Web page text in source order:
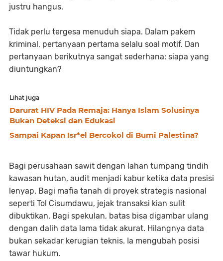
justru hangus.
Tidak perlu tergesa menuduh siapa. Dalam pakem
kriminal, pertanyaan pertama selalu soal motif. Dan
pertanyaan berikutnya sangat sederhana: siapa yang
diuntungkan?
Lihat juga
Darurat HIV Pada Remaja: Hanya Islam Solusinya
Bukan Deteksi dan Edukasi
Sampai Kapan Isr*el Bercokol di Bumi Palestina?
Bagi perusahaan sawit dengan lahan tumpang tindih
kawasan hutan, audit menjadi kabur ketika data presisi
lenyap. Bagi mafia tanah di proyek strategis nasional
seperti Tol Cisumdawu, jejak transaksi kian sulit
dibuktikan. Bagi spekulan, batas bisa digambar ulang
dengan dalih data lama tidak akurat. Hilangnya data
bukan sekadar kerugian teknis. Ia mengubah posisi
tawar hukum.